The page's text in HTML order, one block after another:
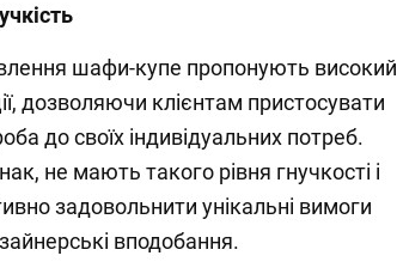
шафи-купе пропонують високий
дозволяючи клієнтам пристосувати
до своїх індивідуальних потреб.
не мають такого рівня гнучкості і
задовольнити унікальні вимоги
вподобання.